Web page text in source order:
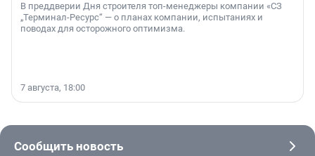
В преддверии Дня строителя топ-менеджеры компании «СЗ
„Терминал-Ресурс“ — о планах компании, испытаниях и
поводах для осторожного оптимизма.
7 августа, 18:00
Сообщить новость